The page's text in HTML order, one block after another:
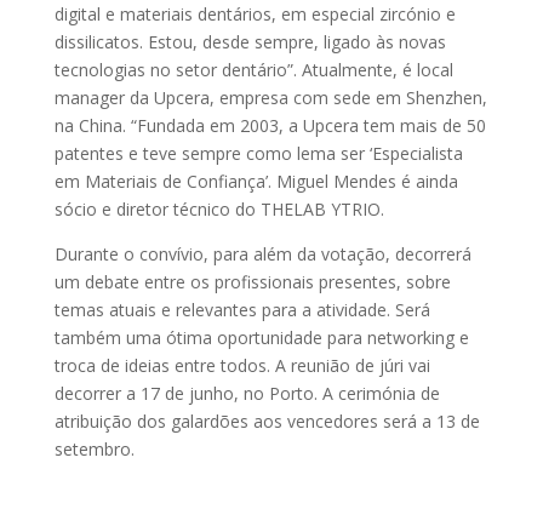
digital e materiais dentários, em especial zircónio e
dissilicatos. Estou, desde sempre, ligado às novas
tecnologias no setor dentário”. Atualmente, é local
manager da Upcera, empresa com sede em Shenzhen,
na China. “Fundada em 2003, a Upcera tem mais de 50
patentes e teve sempre como lema ser ‘Especialista
em Materiais de Confiança’. Miguel Mendes é ainda
sócio e diretor técnico do THELAB YTRIO.
Durante o convívio, para além da votação, decorrerá
um debate entre os profissionais presentes, sobre
temas atuais e relevantes para a atividade. Será
também uma ótima oportunidade para networking e
troca de ideias entre todos. A reunião de júri vai
decorrer a 17 de junho, no Porto. A cerimónia de
atribuição dos galardões aos vencedores será a 13 de
setembro.